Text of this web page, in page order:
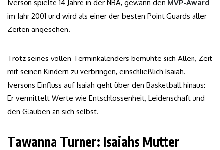
Iverson spielte 14 Jahre in der NBA, gewann den MVP-Award
im Jahr 2001 und wird als einer der besten Point Guards aller
Zeiten angesehen.
Trotz seines vollen Terminkalenders bemühte sich Allen, Zeit
mit seinen Kindern zu verbringen, einschließlich Isaiah.
Iversons Einfluss auf Isaiah geht über den Basketball hinaus:
Er vermittelt Werte wie Entschlossenheit, Leidenschaft und
den Glauben an sich selbst.
Tawanna Turner: Isaiahs Mutter